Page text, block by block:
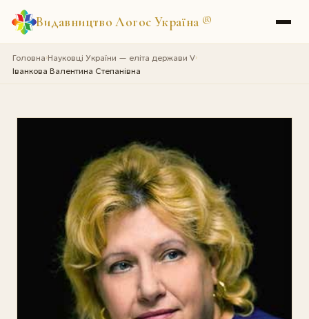
Видавництво Логос Україна ®
Головна›Науковці України — еліта держави V›
Іванкова Валентина Степанівна